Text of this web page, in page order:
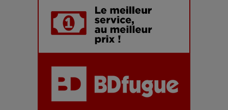
Adieu Jean-Pat : rire au bord du précipice
Pharaonic Festival 2025 : 10 ans d’électro sous les